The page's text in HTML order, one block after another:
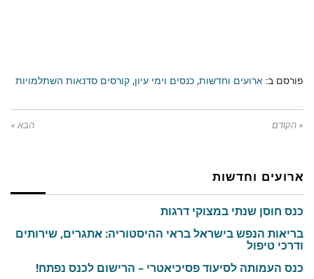
פורסם ב: ארועים וחדשות, כנסים וימי עיון, קורסים סדנאות השתלמויות
« הקודם הבא »
ארועים וחדשות
כנס חוסן שנתי במצוקי דרגות
בריאות הנפש בישראל בראי ההיסטוריה: אתגרים, שירותים
ודרכי טיפול
כנס העמותה לסיעוד פסיכיאטרי – הרישום לכנס נפתח!